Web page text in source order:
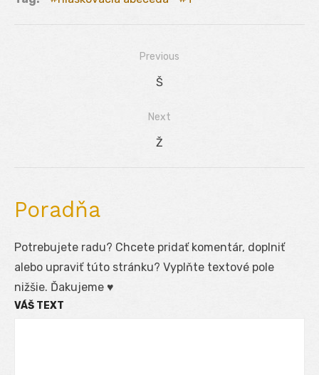
Previous
Previous
Š
Next
Next
Ž
Poradňa
Potrebujete radu? Chcete pridať komentár, doplniť
alebo upraviť túto stránku? Vyplňte textové pole
nižšie. Ďakujeme ♥
VÁŠ TEXT